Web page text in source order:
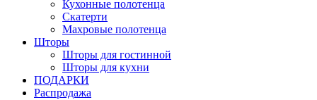
Кухонные полотенца
Скатерти
Махровые полотенца
Шторы
Шторы для гостинной
Шторы для кухни
ПОДАРКИ
Распродажа